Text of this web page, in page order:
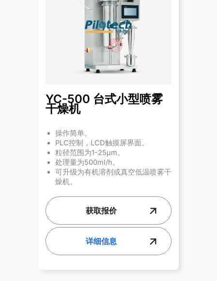
YC-500 台式小型喷雾
干燥机
操作简单。
PLC控制，LCD触摸屏界面。
粒径范围为1-25μm。
处理量为500ml/h。
可升级为有机溶剂或真空低温喷雾干
燥机。
获取报价
详细信息